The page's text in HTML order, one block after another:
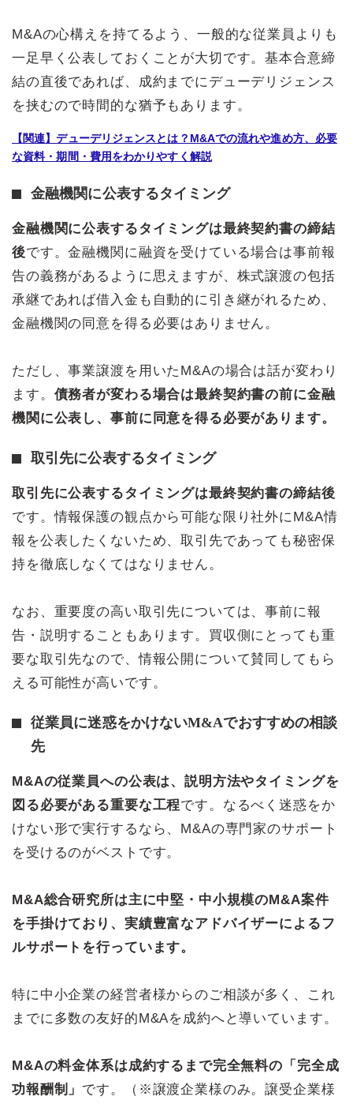
M&Aの心構えを持てるよう、一般的な従業員よりも
一足早く公表しておくことが大切です。基本合意締
結の直後であれば、成約までにデューデリジェンス
を挟むので時間的な猶予もあります。
【関連】デューデリジェンスとは？M&Aでの流れや進め方、必要
な資料・期間・費用をわかりやすく解説
金融機関に公表するタイミング
金融機関に公表するタイミングは最終契約書の締結
後です。金融機関に融資を受けている場合は事前報
告の義務があるように思えますが、株式譲渡の包括
承継であれば借入金も自動的に引き継がれるため、
金融機関の同意を得る必要はありません。
ただし、事業譲渡を用いたM&Aの場合は話が変わり
ます。 債務者が変わる場合は最終契約書の前に金融
機関に公表し、事前に同意を得る必要があります。
取引先に公表するタイミング
取引先に公表するタイミングは最終契約書の締結後
です。情報保護の観点から可能な限り社外にM&A情
報を公表したくないため、取引先であっても秘密保
持を徹底しなくてはなりません。
なお、重要度の高い取引先については、事前に報
告・説明することもあります。買収側にとっても重
要な取引先なので、情報公開について賛同してもら
える可能性が高いです。
従業員に迷惑をかけないM&Aでおすすめの相談
先
M&Aの従業員への公表は、説明方法やタイミングを
図る必要がある重要な工程です。なるべく迷惑をか
けない形で実行するなら、M&Aの専門家のサポート
を受けるのがベストです。
M&A総合研究所は主に中堅・中小規模のM&A案件
を手掛けており、実績豊富なアドバイザーによるフ
ルサポートを行っています。
特に中小企業の経営者様からのご相談が多く、これ
までに多数の友好的M&Aを成約へと導いています。
M&Aの料金体系は成約するまで完全無料の「完全成
功報酬制」 です。（※譲渡企業様のみ。譲受企業様